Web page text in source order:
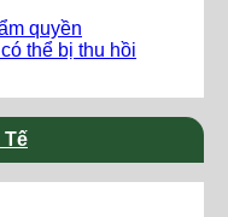
quyền
thể bị thu hồi
Tế